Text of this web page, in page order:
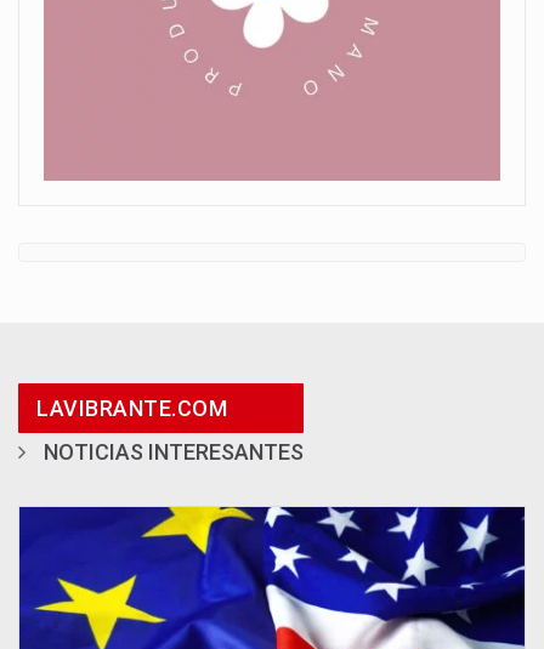
LAVIBRANTE.COM
NOTICIAS INTERESANTES